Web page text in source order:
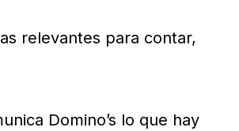
relevantes para contar,
Domino’s lo que hay